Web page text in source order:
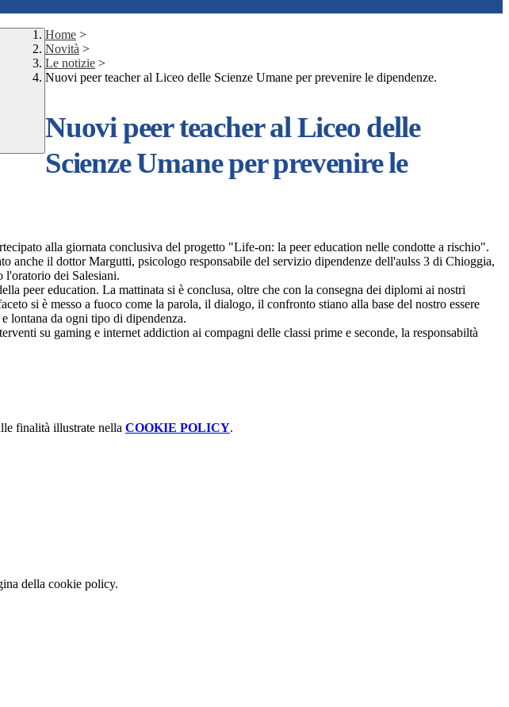
Home >
Novità >
Le notizie >
Nuovi peer teacher al Liceo delle Scienze Umane per prevenire le dipendenze.
Nuovi peer teacher al Liceo delle
Scienze Umane per prevenire le
alla giornata conclusiva del progetto "Life-on: la peer education nelle condotte a rischio".
anche il dottor Margutti, psicologo responsabile del servizio dipendenze dell'aulss 3 di Chioggia,
l'oratorio dei Salesiani.
peer education. La mattinata si è conclusa, oltre che con la consegna dei diplomi ai nostri
si è messo a fuoco come la parola, il dialogo, il confronto stiano alla base del nostro essere
lontana da ogni tipo di dipendenza.
su gaming e internet addiction ai compagni delle classi prime e seconde, la responsabiltà
finalità illustrate nella COOKIE POLICY.
della cookie policy.